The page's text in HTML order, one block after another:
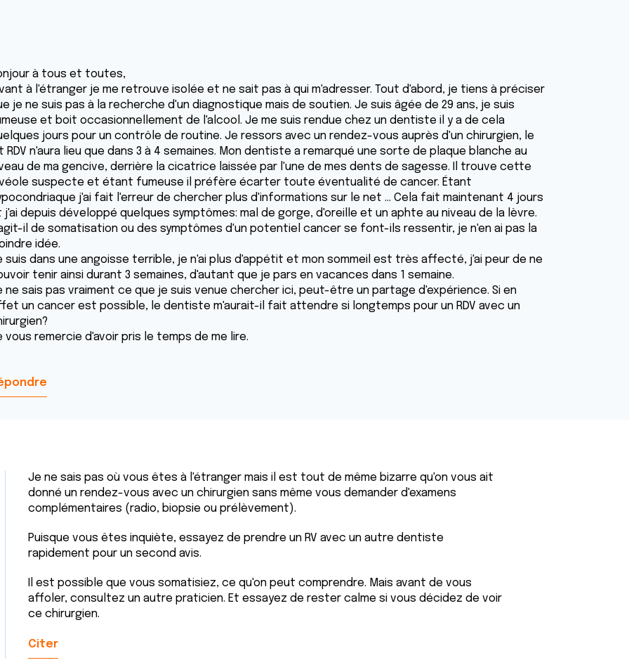
à tous et toutes,
à l'étranger je me retrouve isolée et ne sait pas à qui m'adresser. Tout d'abord, je tiens à préciser
je ne suis pas à la recherche d'un diagnostique mais de soutien. Je suis âgée de 29 ans, je suis
et boit occasionnellement de l'alcool. Je me suis rendue chez un dentiste il y a de cela
jours pour un contrôle de routine. Je ressors avec un rendez-vous auprès d'un chirurgien, le
RDV n'aura lieu que dans 3 à 4 semaines. Mon dentiste a remarqué une sorte de plaque blanche au
de ma gencive, derrière la cicatrice laissée par l'une de mes dents de sagesse. Il trouve cette
suspecte et étant fumeuse il préfère écarter toute éventualité de cancer. Étant
j'ai fait l'erreur de chercher plus d'informations sur le net ... Cela fait maintenant 4 jours
j'ai depuis développé quelques symptômes: mal de gorge, d'oreille et un aphte au niveau de la lèvre.
il de somatisation ou des symptômes d'un potentiel cancer se font-ils ressentir, je n'en ai pas la
idée.
suis dans une angoisse terrible, je n'ai plus d'appétit et mon sommeil est très affecté, j'ai peur de ne
tenir ainsi durant 3 semaines, d'autant que je pars en vacances dans 1 semaine.
ne sais pas vraiment ce que je suis venue chercher ici, peut-être un partage d'expérience. Si en
un cancer est possible, le dentiste m'aurait-il fait attendre si longtemps pour un RDV avec un
vous remercie d'avoir pris le temps de me lire.
Je ne sais pas où vous êtes à l'étranger mais il est tout de même bizarre qu'on vous ait
donné un rendez-vous avec un chirurgien sans même vous demander d'examens
complémentaires (radio, biopsie ou prélèvement).
Puisque vous êtes inquiète, essayez de prendre un RV avec un autre dentiste
rapidement pour un second avis.
Il est possible que vous somatisiez, ce qu'on peut comprendre. Mais avant de vous
affoler, consultez un autre praticien. Et essayez de rester calme si vous décidez de voir
ce chirurgien.
Citer